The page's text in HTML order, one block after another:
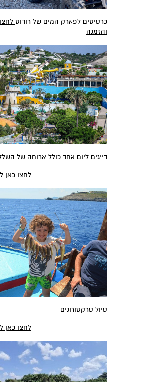
כרטיסים לפארק המים של רודוס
והזמנה
דייגים ליום אחד כולל ארוחה של
לחצו כאן
טיול טרקטורונים
לחצו כאן